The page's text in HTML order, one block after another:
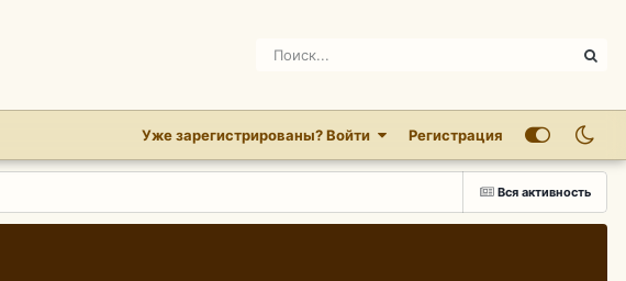
Уже зарегистрированы? Войти Регистрация
Вся активность